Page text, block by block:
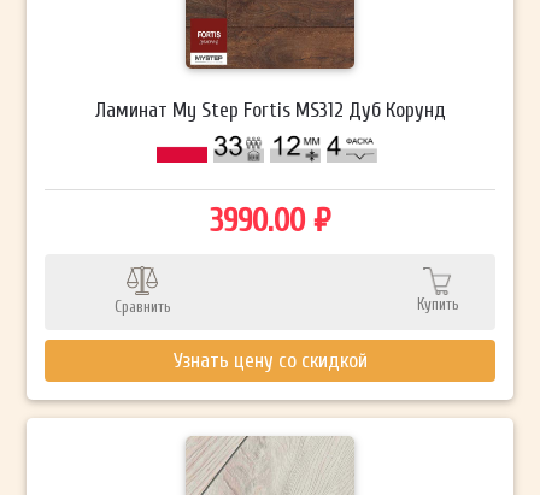
Ламинат My Step Fortis MS312 Дуб Корунд
3990.00 ₽
Сравнить Купить
Узнать цену со скидкой